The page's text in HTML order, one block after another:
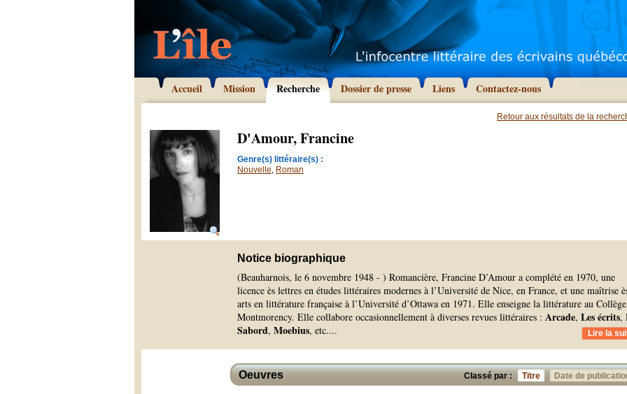
Accueil Mission Recherche Dossier de presse Liens Contactez-nous
Retour aux résultats de la
D'Amour, Francine
Genre(s) littéraire(s) :
Nouvelle, Roman
Notice biographique
(Beauharnois, le 6 novembre 1948 - ) Romancière, Francine D’Amour a complété en 1970, une
licence ès lettres en études littéraires modernes à l’Université de Nice, en France, et une maîtrise
arts en littérature française à l’Université d’Ottawa en 1971. Elle enseigne la littérature au Collège
Montmorency. Elle collabore occasionnellement à diverses revues littéraires : Arcade, Les écrits,
Sabord, Moebius, etc.... Lire la
Classé par : Titre Date de
Oeuvres